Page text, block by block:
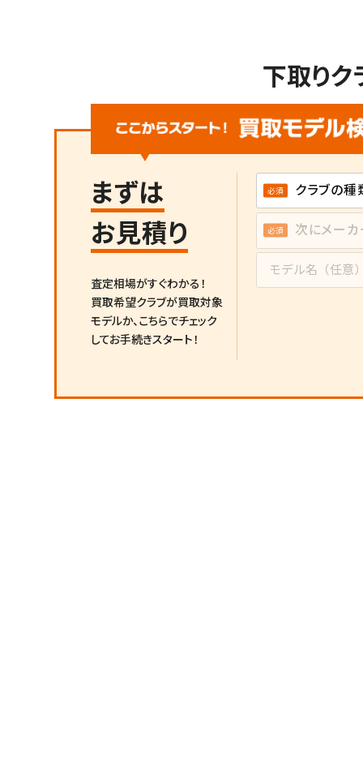
下取りク
まずは
お見積り
査定相場がすぐわかる！
買取希望クラブが買取対象
モデルか、 こちらでチェック
してお手続きスタート！